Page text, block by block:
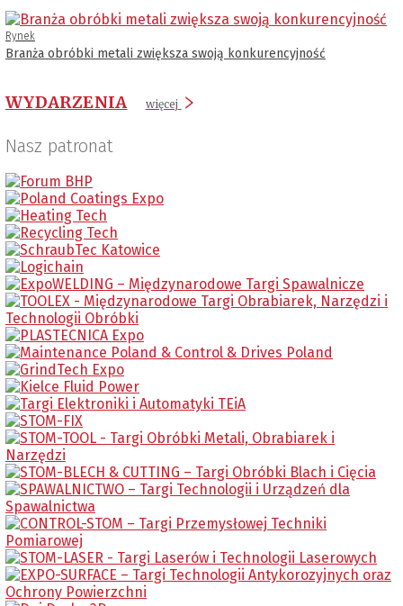
Rynek
Branża obróbki metali zwiększa swoją konkurencyjność
WYDARZENIA więcej
Nasz patronat